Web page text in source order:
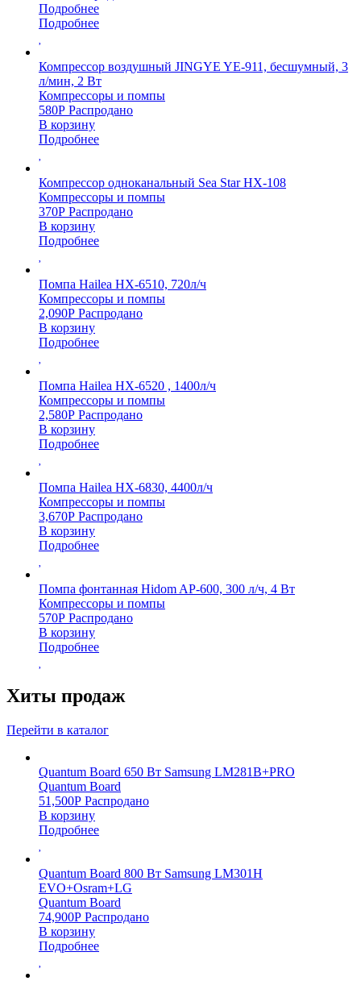
Подробнее
Подробнее
Компрессор воздушный JINGYE YE-911, бесшумный, 3
л/мин, 2 Вт
Компрессоры и помпы
580Р Распродано
В корзину
Подробнее
Компрессор одноканальный Sea Star HX-108
Компрессоры и помпы
370Р Распродано
В корзину
Подробнее
Помпа Hailea HX-6510, 720л/ч
Компрессоры и помпы
2,090Р Распродано
В корзину
Подробнее
Помпа Hailea HX-6520 , 1400л/ч
Компрессоры и помпы
2,580Р Распродано
В корзину
Подробнее
Помпа Hailea HX-6830, 4400л/ч
Компрессоры и помпы
3,670Р Распродано
В корзину
Подробнее
Помпа фонтанная Hidom AP-600, 300 л/ч, 4 Вт
Компрессоры и помпы
570Р Распродано
В корзину
Подробнее
Хиты продаж
Перейти в каталог
Quantum Board 650 Вт Samsung LM281B+PRO
Quantum Board
51,500Р Распродано
В корзину
Подробнее
Quantum Board 800 Вт Samsung LM301H
EVO+Osram+LG
Quantum Board
74,900Р Распродано
В корзину
Подробнее